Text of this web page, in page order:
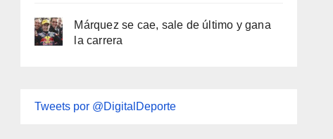
Márquez se cae, sale de último y gana
la carrera
Tweets por @DigitalDeporte